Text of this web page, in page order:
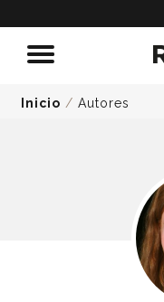
Inicio / Autores